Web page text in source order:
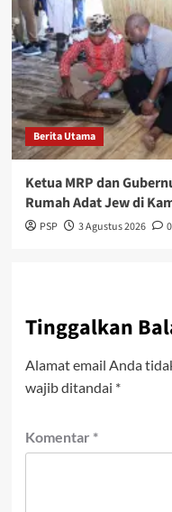
Berita Utama
Ketua MRP dan
Rumah Adat Jew di
PSP 3 Agustus 2026 0
Tinggalkan
Alamat email Anda
wajib ditandai *
Komentar *